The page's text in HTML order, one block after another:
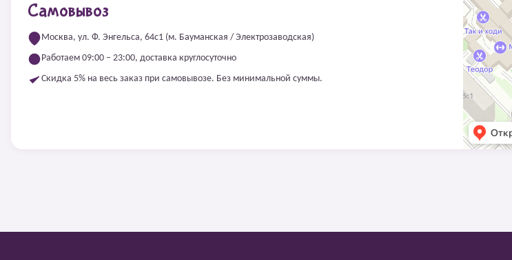
Самовывоз
Москва, ул. Ф. Энгельса, 64с1 (м. Бауманская / Электрозаводская)
Работаем 09:00 – 23:00, доставка круглосуточно
Скидка 5% на весь заказ при самовывозе. Без минимальной суммы.